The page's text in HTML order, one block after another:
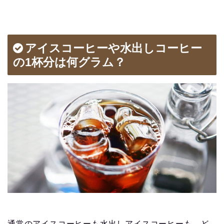
アイスコーヒーや水出しコーヒー
の1杯分は何グラム？